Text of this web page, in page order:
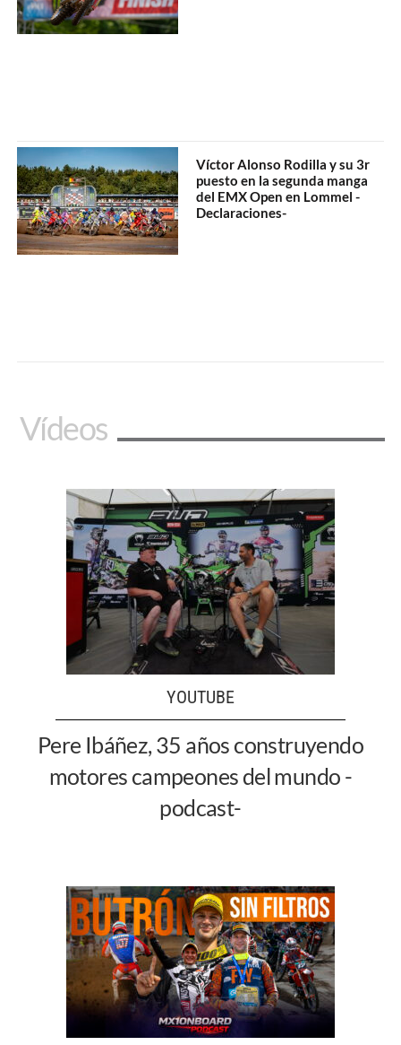
Víctor Alonso Rodilla y su 3r
puesto en la segunda manga
del EMX Open en Lommel -
Declaraciones-
Vídeos
YOUTUBE
Pere Ibáñez, 35 años construyendo
motores campeones del mundo -
podcast-